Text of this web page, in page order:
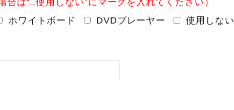
合は“□使用しない”にマークを入れてください）
ホワイトボード DVDプレーヤー 使用しない